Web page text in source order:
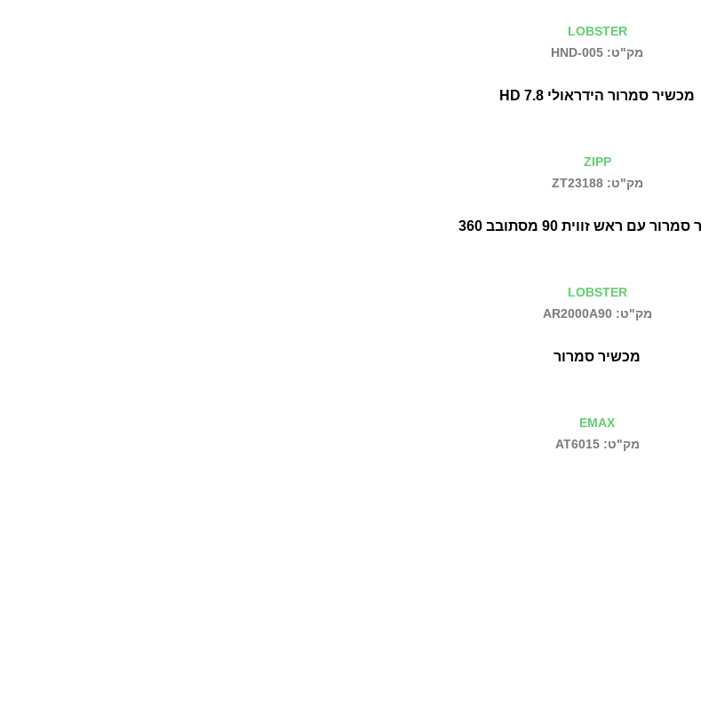
LOBSTER
מק"ט: HND-005
מכשיר סמרור הידראולי 7.8 HD
ZIPP
מק"ט: ZT23188
עם ראש זווית 90 מסתובב 360
LOBSTER
מק"ט: AR2000A90
מכשיר סמרור
EMAX
מק"ט: AT6015